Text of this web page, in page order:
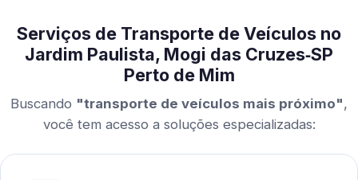
Serviços de Transporte de Veículos no
Jardim Paulista, Mogi das Cruzes‑SP
Perto de Mim
Buscando "transporte de veículos mais próximo",
você tem acesso a soluções especializadas: